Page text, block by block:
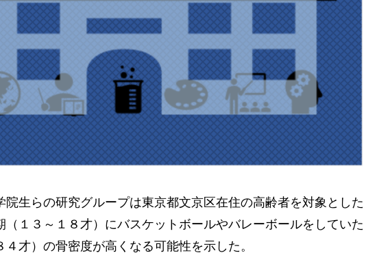
院生らの研究グループは東京都文京区在住の高齢者を対象とした
１３～１８才）にバスケットボールやバレーボールをしていた
才）の骨密度が高くなる可能性を示した。